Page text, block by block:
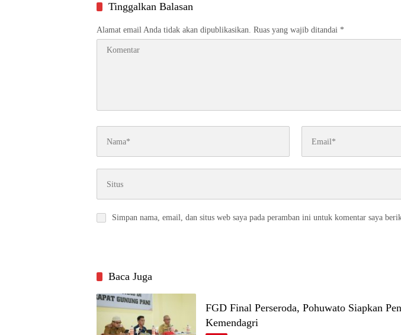
Tinggalkan Balasan
Alamat email Anda tidak akan dipublikasikan. Ruas yang wajib ditandai *
Simpan nama, email, dan situs web saya pada peramban ini untuk komentar saya
Baca Juga
FGD Final Perseroda, Pohuwato Siapkan
Kemendagri